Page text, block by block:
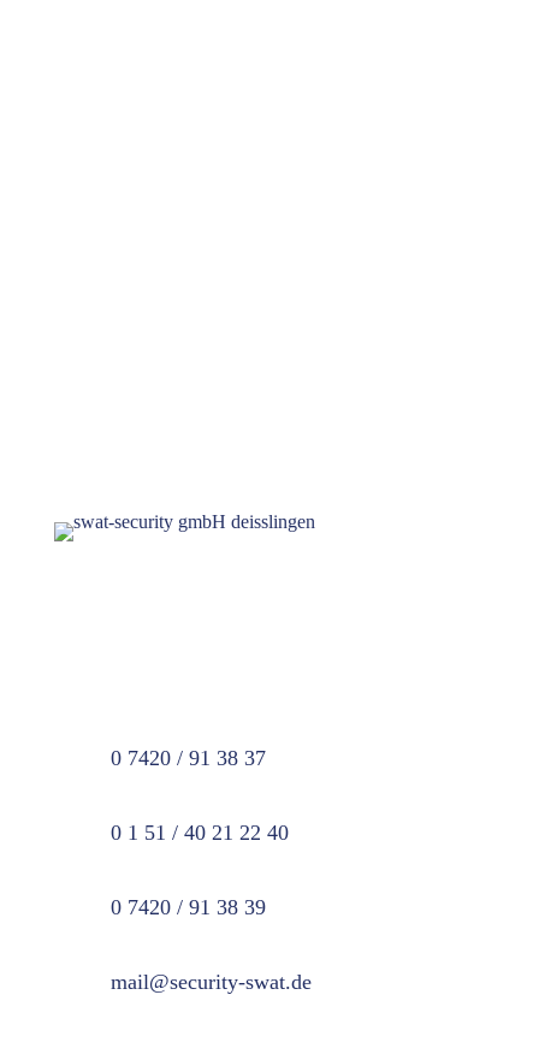
0 7420 / 91 38 37
0 1 51 / 40 21 22 40
0 7420 / 91 38 39
mail@security-swat.de